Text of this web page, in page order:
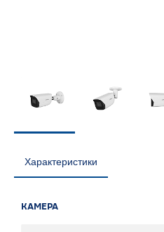
Характеристики
КАМЕРА